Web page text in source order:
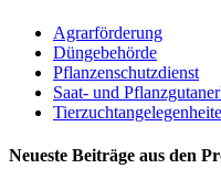
Agrarförderung
Düngebehörde
Pflanzenschutzdienst
Saat- und
Neueste Beiträge aus den